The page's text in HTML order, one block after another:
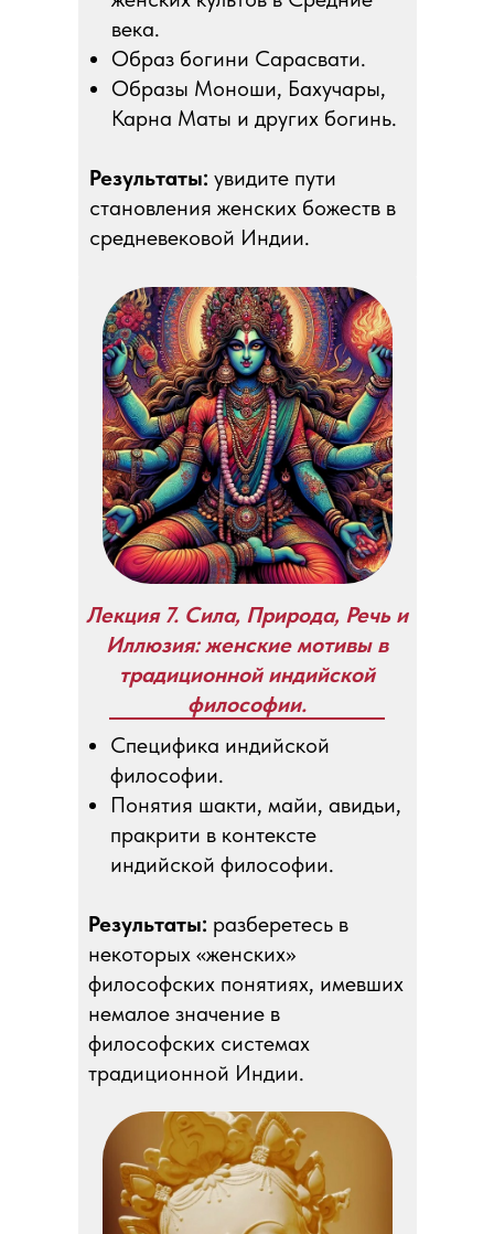
века.
Образ богини Сарасвати.
Образы Моноши, Бахучары,
Карна Маты и других богинь.
Результаты: увидите пути
становления женских божеств в
средневековой Индии.
Лекция 7. Сила, Природа, Речь и
Иллюзия: женские мотивы в
традиционной индийской
философии.
Специфика индийской
философии.
Понятия шакти, майи, авидьи,
пракрити в контексте
индийской философии.
Результаты: разберетесь в
некоторых «женских»
философских понятиях, имевших
немалое значение в
философских системах
традиционной Индии.